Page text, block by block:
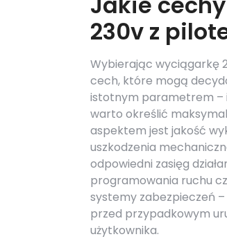
230v z
Wybierając wyciągarkę
cech, które mogą
istotnym parametrem –
warto określić
aspektem jest jakość
uszkodzenia
odpowiedni zasięg
programowania ruchu
systemy zabezpieczeń
przed przypadkowym
użytkownika.